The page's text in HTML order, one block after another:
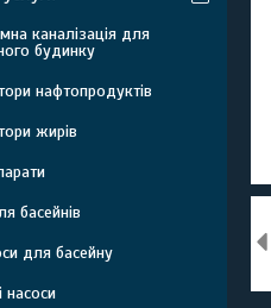
каналізація для
будинку
нафтопродуктів
жирів
басейнів
для басейну
насоси